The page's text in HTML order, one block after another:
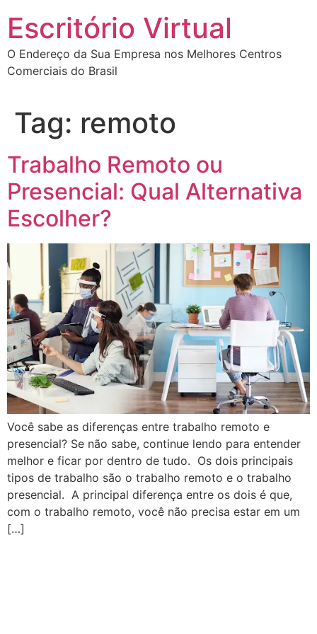
Escritório Virtual
O Endereço da Sua Empresa nos Melhores Centros
Comerciais do Brasil
Tag: remoto
Trabalho Remoto ou
Presencial: Qual Alternativa
Escolher?
Você sabe as diferenças entre trabalho remoto e
presencial? Se não sabe, continue lendo para entender
melhor e ficar por dentro de tudo. Os dois principais
tipos de trabalho são o trabalho remoto e o trabalho
presencial. A principal diferença entre os dois é que,
com o trabalho remoto, você não precisa estar em um
[…]